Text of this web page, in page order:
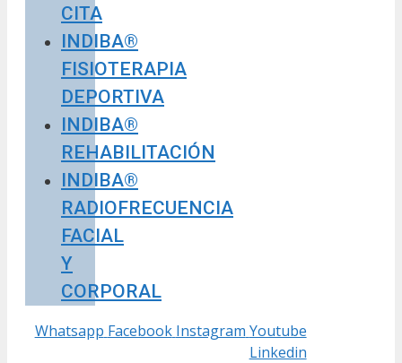
CITA
INDIBA®
FISIOTERAPIA
DEPORTIVA
INDIBA®
REHABILITACIÓN
INDIBA®
RADIOFRECUENCIA
FACIAL
Y
CORPORAL
Whatsapp Facebook Instagram Youtube
Linkedin